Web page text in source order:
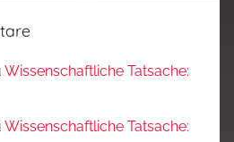
Wissenschaftliche Tatsache:
Wissenschaftliche Tatsache: